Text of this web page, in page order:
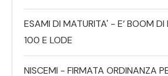
ESAMI DI MATURITA' - E’ BOOM
100 E LODE
NISCEMI - FIRMATA ORDINANZA